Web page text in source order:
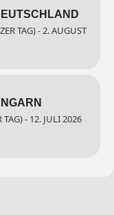
TAG) - 2. AUGUST
TAG) - 12. JULI 2026